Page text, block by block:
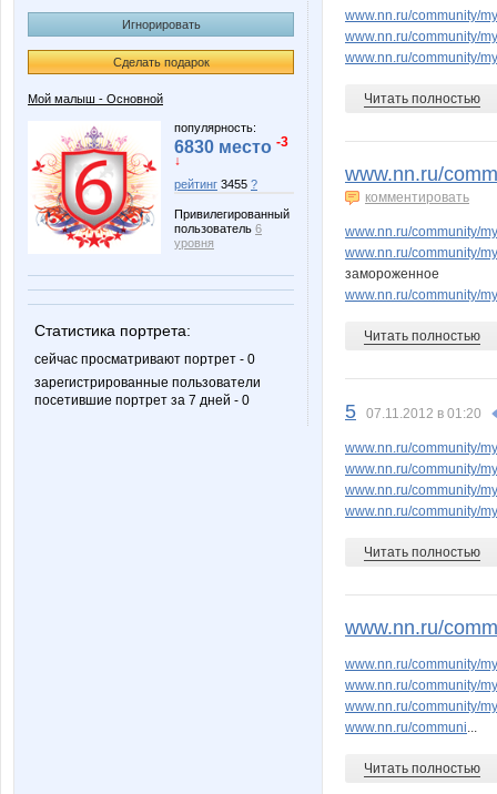
Игнорировать
Сделать подарок
Мой малыш - Основной
популярность:
6830 место -3
↓
рейтинг 3455 ?
Привилегированный
пользователь 6
уровня
Статистика портрета:
сейчас просматривают портрет - 0
зарегистрированные пользователи
посетившие портрет за 7 дней - 0
docpantera
nataliyaLLL natik83
маджи
www.nn.ru/community/
www.nn.ru/community/
www.nn.ru/community/
Читать полностью
www.nn.ru/
комментировать
www.nn.ru/community/
www.nn.ru/community/
замороженное
www.nn.ru/community/
Читать полностью
5 07.11.2012 в 01:20
www.nn.ru/community/
www.nn.ru/community/
www.nn.ru/community/
www.nn.ru/community/
Читать полностью
www.nn.ru/
www.nn.ru/community/
www.nn.ru/community/
www.nn.ru/community/
www.nn.ru/communi...
Читать полностью